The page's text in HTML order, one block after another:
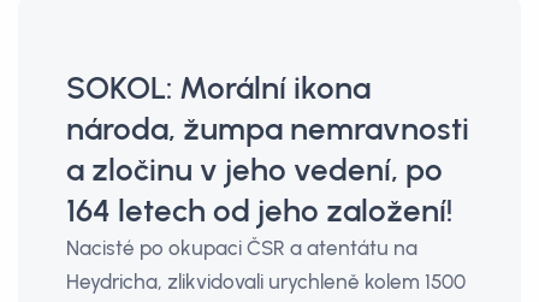
SOKOL: Morální ikona
národa, žumpa nemravnosti
a zločinu v jeho vedení, po
164 letech od jeho založení!
Nacisté po okupaci ČSR a atentátu na
Heydricha, zlikvidovali urychleně kolem 1500